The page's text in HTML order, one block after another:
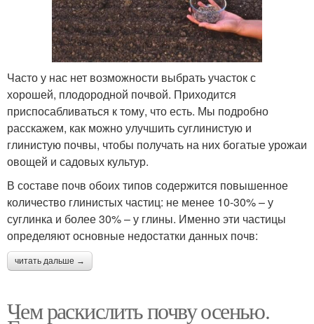
Часто у нас нет возможности выбрать участок с
хорошей, плодородной почвой. Приходится
приспосабливаться к тому, что есть. Мы подробно
расскажем, как можно улучшить суглинистую и
глинистую почвы, чтобы получать на них богатые урожаи
овощей и садовых культур.
В составе почв обоих типов содержится повышенное
количество глинистых частиц: не менее 10-30% – у
суглинка и более 30% – у глины. Именно эти частицы
определяют основные недостатки данных почв:
читать дальше →
Чем раскислить почву осенью.